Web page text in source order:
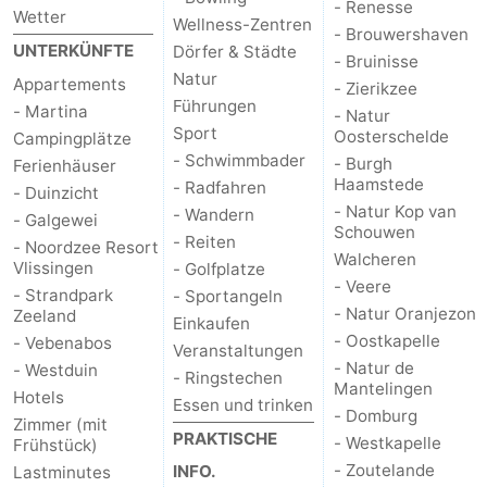
Wetter
UNTERKÜNFTE
Appartements
- Martina
Campingplätze
Ferienhäuser
- Duinzicht
- Galgewei
- Noordzee Resort
Vlissingen
- Strandpark
Zeeland
- Vebenabos
- Westduin
Hotels
Zimmer (mit
Frühstück)
Lastminutes
Wellness-Zentren
Dörfer & Städte
Natur
Führungen
Sport
- Schwimmbader
- Radfahren
- Wandern
- Reiten
- Golfplatze
- Sportangeln
Einkaufen
Veranstaltungen
- Ringstechen
Essen und trinken
PRAKTISCHE
INFO.
- Renesse
- Brouwershaven
- Bruinisse
- Zierikzee
- Natur
Oosterschelde
- Burgh
Haamstede
- Natur Kop van
Schouwen
Walcheren
- Veere
- Natur Oranjezon
- Oostkapelle
- Natur de
Mantelingen
- Domburg
- Westkapelle
- Zoutelande